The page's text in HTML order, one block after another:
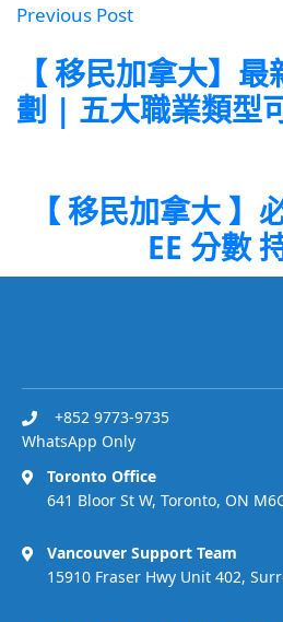
Previous Post
【 移民加拿大】
劃 | 五大職業類型
【 移民加拿大 】
EE 分數
+852 9773-9735
WhatsApp Only
Toronto Office
641 Bloor St W, Toronto, ON
Vancouver Support Team
15910 Fraser Hwy Unit 402,